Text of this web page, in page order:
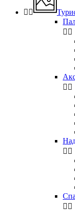
 
 
 
 
 